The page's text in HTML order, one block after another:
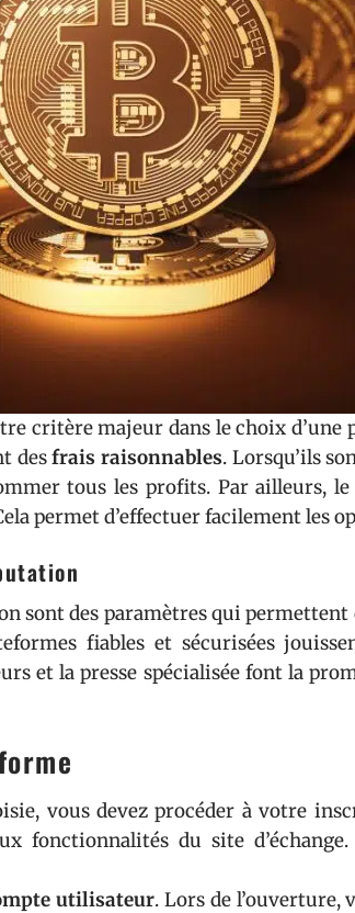
critère majeur dans le choix d’une
desfrais raisonnables. Lorsqu’ils
tous les profits. Par ailleurs,
permet d’effectuer facilement les
réputation
sont des paramètres qui
fiables et sécurisées
et la presse spécialisée font la
vous devez procéder à votre
fonctionnalités du site
utilisateur. Lors de l’ouverture,